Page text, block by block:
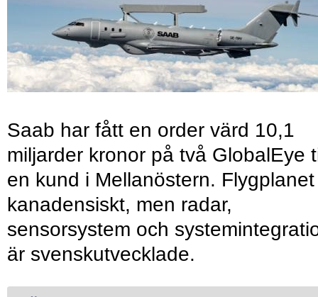
Saab har fått en order värd 10,1
miljarder kronor på två GlobalEye
en kund i Mellanöstern.
kanadensiskt, men radar,
sensorsystem och
är svenskutvecklade.